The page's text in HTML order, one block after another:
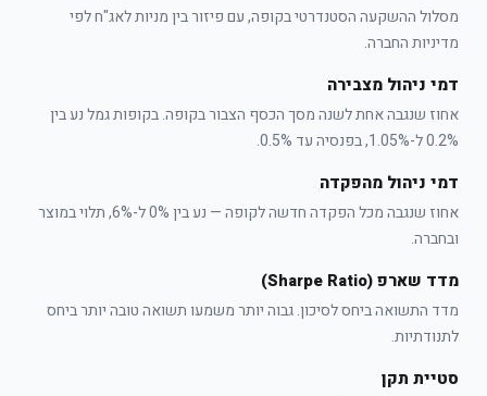
מסלול ההשקעה הסטנדרטי בקופה, עם פיזור בין מניות לאג"ח לפי
מדיניות החברה.
דמי ניהול מצבירה
אחוז שנגבה אחת לשנה מסך הכסף הצבור בקופה. בקופות גמל נע בין
0.2% ל-1.05%, בפנסיה עד 0.5%.
דמי ניהול מהפקדה
אחוז שנגבה מכל הפקדה חדשה לקופה — נע בין 0% ל-6%, תלוי במוצר
ובחברה.
מדד שארפ (Sharpe Ratio)
מדד התשואה ביחס לסיכון. גבוה יותר משמעו תשואה טובה יותר ביחס
לתנודתיות.
סטיית תקן